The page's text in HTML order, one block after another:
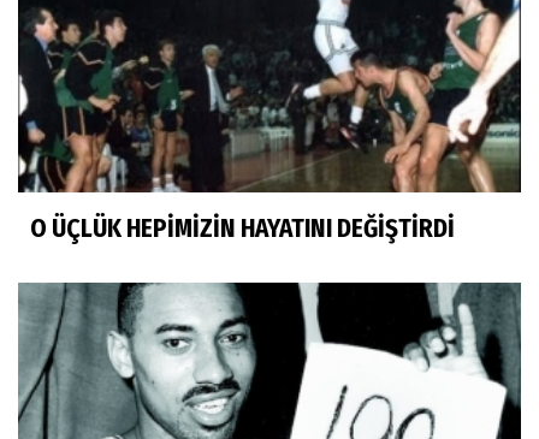
O ÜÇLÜK HEPİMİZİN HAYATINI DEĞİŞTİRDİ